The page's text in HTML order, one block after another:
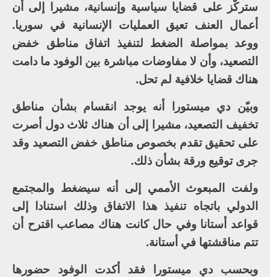
ستركّز على قضايا سياسية وإنسانية، مشيرا إلى أن
أعمال العنف تعيق العمليات الإنسانية في سوريا.
ووعد بمواصلة الضغط لتنفيذ اتفاق مناطق خفض
التصعيد، وأن لا مفاوضات مباشرة بين الوفود ما دامت
هناك قضايا خلافية لم تحل.
وبيّن دي ميستورا أنه يوجد انقسام بشأن مناطق
تخفيف التصعيد، مشيرا إلى أن هناك ثلاث دول أصرت
على تحقيق تقدم بخصوص مناطق خفض التصعيد وقد
جرى توقيع ورقة بشأن ذلك.
ولفت المبعوث الأممي إلى أنه سيضغط والمجتمع
الدولي باتجاه تنفيذ هذا الاتفاق وذلك استنادا إلى
قواعد أستانا وفي حال كانت هناك مصاعب اقترح أن
تتم مناقشتها في أستانة.
وبحسب دي ميستورا فقد أكدت الوفود حضورها